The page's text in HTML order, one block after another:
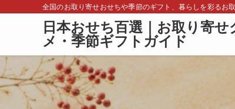
全国のお取り寄せおせちや季節のギフト、暮らしを彩るお
日本おせち百選｜お取り寄せ
メ・季節ギフトガイド